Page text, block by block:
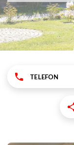
TELEFON